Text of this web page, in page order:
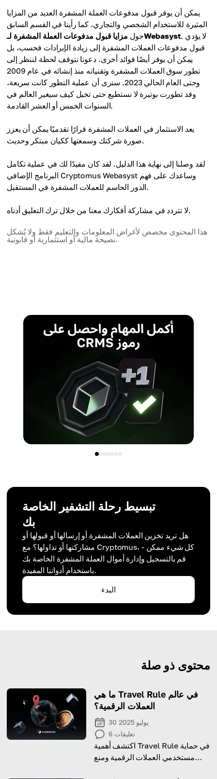
يمكن أن يوفر قبول مدفوعات العملة المشفرة العديد من المزايا
المثيرة للاستخدام الشخصي والتجاري، كما رأينا في القسم السابق
حولمزايا قبول مدفوعات العملة المشفرة لـWebasyst. لا يؤدي
قبول مدفوعات العملات المشفرة إلى زيادة الإيرادات فحسب، بل
يمكن أن يوفر أيضًا فوائد أخرى. دعونا نتوقف لحظة لننظر إلى
تطور سوق العملات المشفرة وتقنياته منذ إنشائه في عام 2009
وحتى العام الحالي 2023. سنرى أن عملية التطور كانت سريعة،
وقد تطورت بوتيرة لا نستطيع حتى تخيل كيف سيغير العالم في
السنوات الخمس أو العشر القادمة.
يعد الاستثمار في العملات المشفرة قرارًا تقدميًا يمكن أن يعزز
صورة شركتك وسمعتها ككيان مبتكر وحديث.
لقد وصلنا إلى نهاية هذا الدليل. لقد كان مفيدًا لك في عملية تكامل
البرنامج الإضافي Cryptomus Webasyst وساعدك على فهم
الدور الحاسم للعملات المشفرة في المستقبل.
لا تتردد في مشاركة أفكارك معنا من خلال ترك التعليق أدناه.
هذا المحتوى مخصص لأغراض المعلومات والتعليم فقط ولا يُشكل
نصيحة مالية أو استثمارية أو قانونية.
تبسيط رحلة التشفير الخاصة
بك
هل تريد تخزين العملات المشفرة أو إرسالها أو قبولها أو
مشاركتها أو تداولها؟ مع Cryptomus، كل شيء ممكن -
قم بالتسجيل وإدارة أموال العملة المشفرة الخاصة بك
باستخدام أدواتنا المفيدة.
البدء
محتوى ذو صلة
ما هي Travel Rule في عالم
العملات الرقمية؟
30 يوليو 2025
6 تعليقات
اكتشف أهمية Travel Rule في حماية
مستخدمي العملات الرقمية ومنع